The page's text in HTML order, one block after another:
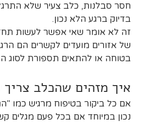
חסר סבלנות, כלב צעיר שלא
בדיוק ברגע הלא נכון.
זה לא אומר שאי אפשר לעשות
של אזורים מועדים לקשרים הם
בטוחה או להתאים תספורת לסוג
איך מזהים שהכלב
נכון במיוחד אם בכל פעם